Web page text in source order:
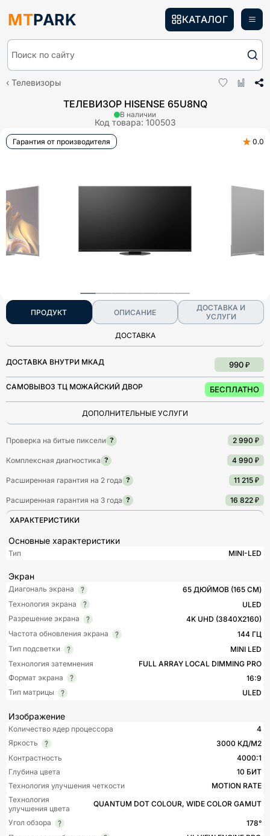
MTPARK
Поиск по сайту
КАТАЛОГ
Телевизоры
ТЕЛЕВИЗОР HISENSE 65U8NQ
Код товара: 100503
В наличии
Гарантия от производителя ★ 0.0
ПРОДУКТ ОПИСАНИЕ
ДОСТАВКА И
УСЛУГИ
ДОСТАВКА
ДОСТАВКА ВНУТРИ МКАД 990 ₽
САМОВЫВОЗ ТЦ МОЖАЙСКИЙ ДВОР БЕСПЛАТНО
ДОПОЛНИТЕЛЬНЫЕ УСЛУГИ
Проверка на битые пиксели ? 2 990 ₽
Комплексная диагностика ? 4 990 ₽
Расширенная гарантия на 2 года ? 11 215 ₽
Расширенная гарантия на 3 года ? 16 822 ₽
ХАРАКТЕРИСТИКИ
Основные характеристики
Тип MINI-LED
Экран
Диагональ экрана
65 ДЮЙМОВ (165 СМ)
Технология экрана
ULED
Разрешение экрана
4K UHD (3840X2160)
Частота обновления экрана
144 ГЦ
Тип подсветки
MINI LED
Технология затемнения
FULL ARRAY LOCAL DIMMING PRO
Формат экрана
16:9
Тип матрицы
ULED
Изображение
Количество ядер процессора
4
Яркость
3000 КД/М2
Контрастность
4000:1
Глубина цвета
10 БИТ
Технология улучшения четкости
MOTION RATE
Технология
улучшения цвета
QUANTUM DOT COLOUR, WIDE COLOR GAMUT
Угол обзора
178°